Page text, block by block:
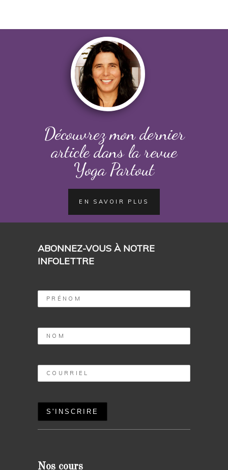
Découvrez mon dernier
article dans la revue
Yoga Partout
EN SAVOIR PLUS
ABONNEZ-VOUS À NOTRE
INFOLETTRE
Nos cours